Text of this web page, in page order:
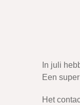
In juli
Een
Het